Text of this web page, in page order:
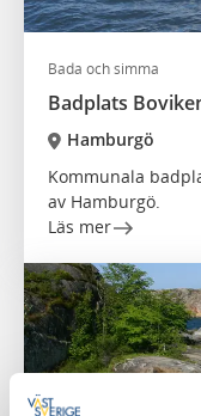
Bada och simma
Badplats
Hamburgö
Kommunala
av Hamburgö.
Läs mer